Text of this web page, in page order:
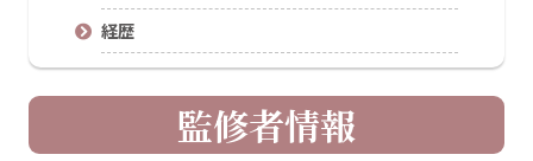
経歴
監修者情報